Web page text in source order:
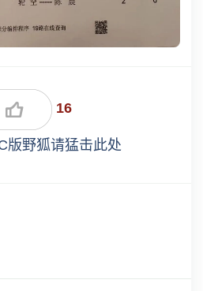
16
版野狐请猛击此处